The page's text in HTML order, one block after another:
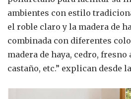
ambientes con estilo
el roble claro y la madera de
combinada con diferentes
madera de haya, cedro, fresno
castaño, etc.” explican desde